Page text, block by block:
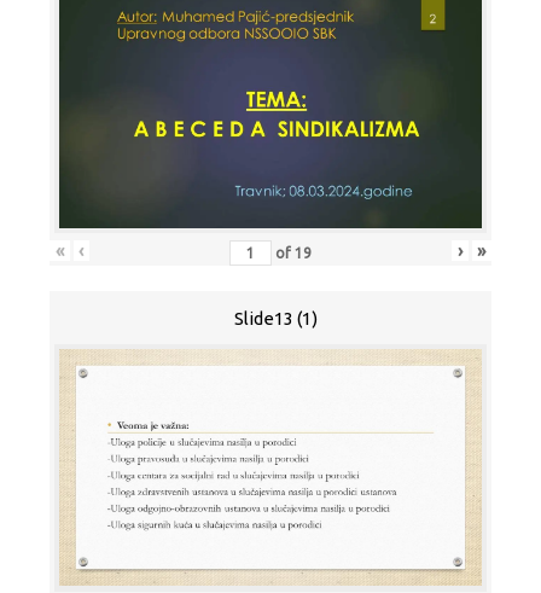
« ‹ of 19 › »
Slide13 (1)